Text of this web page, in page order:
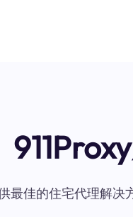
最佳的住宅代理解